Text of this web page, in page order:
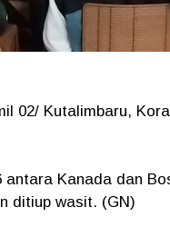
02/ Kutalimbaru,
Kanada dan
ditiup wasit. (GN)